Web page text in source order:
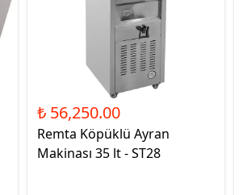
₺ 56,250.00
Remta Köpüklü Ayran
Makinası 35 lt - ST28